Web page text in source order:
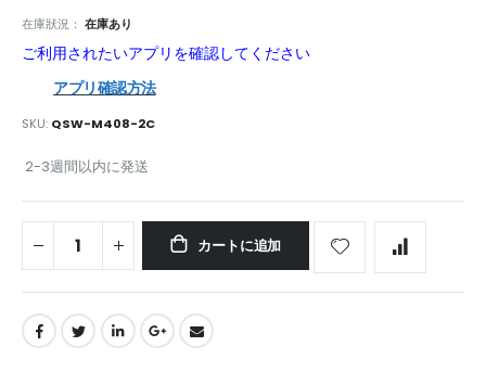
在庫狀況： 在庫あり
ご利用されたいアプリを確認してください
アプリ確認方法
SKU QSW-M408-2C
2-3週間以内に発送
カートに追加